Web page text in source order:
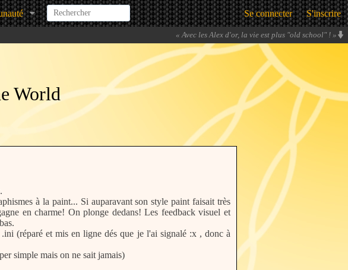
Se connecter S'inscrire
«Avec les Alex d'or, la vie est plus "old school" ! »
World
à la paint... Si auparavant son style paint faisait très
en charme! On plonge dedans! Les feedback visuel et
(réparé et mis en ligne dés que je l'ai signalé :x , donc à
simple mais on ne sait jamais)